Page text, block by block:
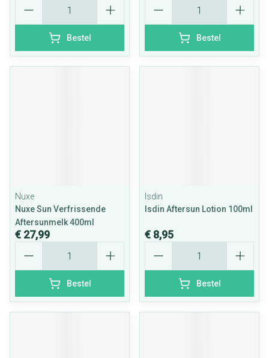
Bestel Bestel
Nuxe
Nuxe Sun Verfrissende
Aftersunmelk 400ml
€ 27,99
Bestel
Isdin
Isdin Aftersun Lotion 100ml
€ 8,95
Bestel